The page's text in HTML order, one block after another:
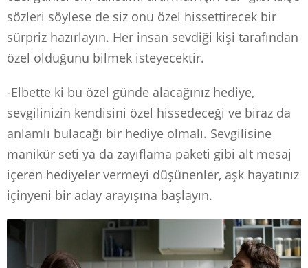
sözleri söylese de siz onu özel hissettirecek bir
sürpriz hazırlayın. Her insan sevdiği kişi tarafından
özel olduğunu bilmek isteyecektir.
-Elbette ki bu özel günde alacağınız hediye,
sevgilinizin kendisini özel hissedeceği ve biraz da
anlamlı bulacağı bir hediye olmalı. Sevgilisine
manikür seti ya da zayıflama paketi gibi alt mesaj
içeren hediyeler vermeyi düşünenler, aşk hayatınız
içinyeni bir aday arayışına başlayın.